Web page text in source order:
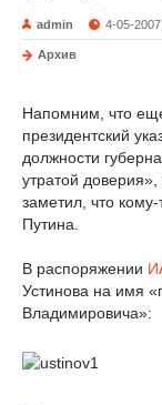
admin 4-05-
Архив
Напомним, что
президентский
должности
утратой
заметил, что
Путина.
В распоряжении
Устинова на имя
Владимировича»: